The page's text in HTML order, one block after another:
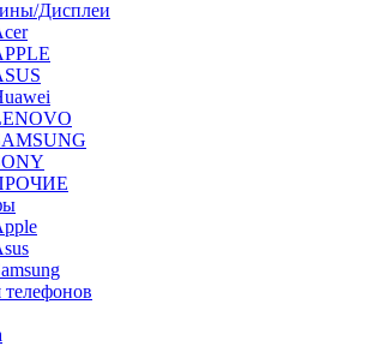
Дисплеи
телефонов